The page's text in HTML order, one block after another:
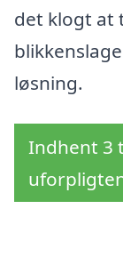
det klogt at
løsning.
Indhent 3